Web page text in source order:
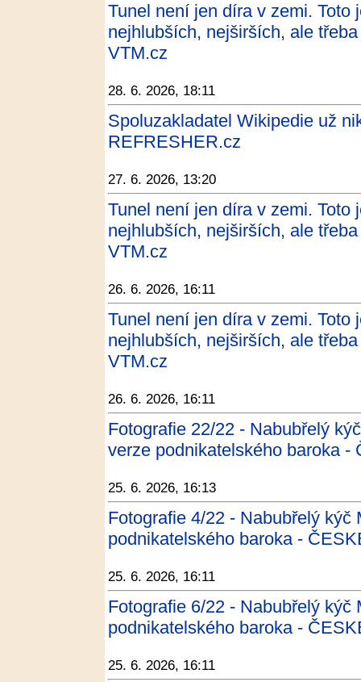
Tunel není jen díra v zemi. Toto
nejhlubších, nejširších, ale
VTM.cz
28. 6. 2026, 18:11
Spoluzakladatel Wikipedie už
REFRESHER.cz
27. 6. 2026, 13:20
Tunel není jen díra v zemi. Toto
nejhlubších, nejširších, ale
VTM.cz
26. 6. 2026, 16:11
Tunel není jen díra v zemi. Toto
nejhlubších, nejširších, ale
VTM.cz
26. 6. 2026, 16:11
Fotografie 22/22 - Nabubřelý
verze podnikatelského baroka -
25. 6. 2026, 16:13
Fotografie 4/22 - Nabubřelý
podnikatelského baroka -
25. 6. 2026, 16:11
Fotografie 6/22 - Nabubřelý
podnikatelského baroka -
25. 6. 2026, 16:11